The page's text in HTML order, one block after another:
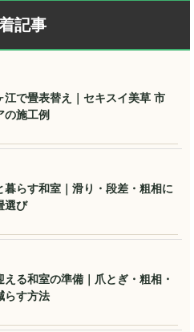
記事
江で畳表替え｜セキスイ美草 市
の施工例
暮らす和室｜滑り・段差・粗相に
選び
える和室の準備｜爪とぎ・粗相・
らす方法